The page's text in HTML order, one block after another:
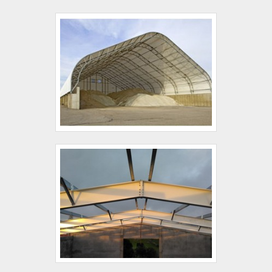
demonstrar competência e excelência em sua área
de atuação. A Coberzip foca seus esforços em
proporcionar aos clientes uma estrutura com:
Escritório de alta qualidade onde são realizadas as
atividades; Tecnologia de ponta; Equipamentos de
última geração. Tudo isso para garantir que se
tenha manutenção de cobertura metálica com
assertividade. Ainda tratando-se de empresa de
descartar empresas que não tenham produtos e
serviços com ótima qualidade e assertividade,
detalhes que passam despercebidos e podem gerar
prejuízo futuros para os clientes.É por tudo isso e
muito mais que a Coberzip é segura no segmento
de manutenções em coberturas metálicas. A
empresa busca a tecnologia e desenvolvimento no
que gera resultado e qualidade para os clientes.